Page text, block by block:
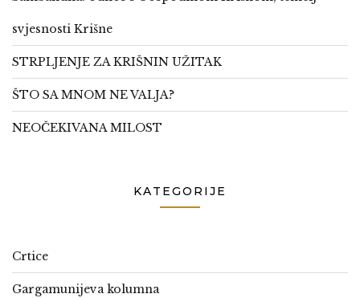
svjesnosti Krišne
STRPLJENJE ZA KRIŠNIN UŽITAK
ŠTO SA MNOM NE VALJA?
NEOČEKIVANA MILOST
KATEGORIJE
Crtice
Gargamunijeva kolumna